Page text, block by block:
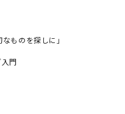
ものを探しに」
門